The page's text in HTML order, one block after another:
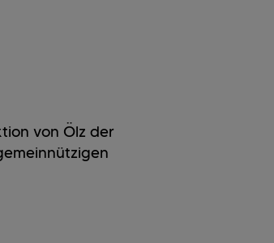
von Ölz der